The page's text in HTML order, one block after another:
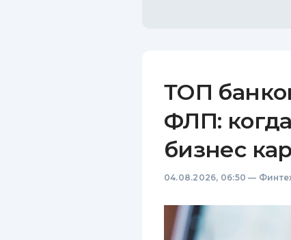
ТОП
ФЛП:
бизнес
04.08.2026, 06:50 —